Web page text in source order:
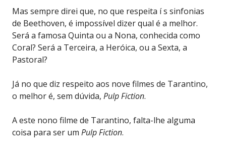
Mas sempre direi que, no que respeita í s sinfonias
de Beethoven, é impossível dizer qual é a melhor.
Será a famosa Quinta ou a Nona, conhecida como
Coral? Será a Terceira, a Heróica, ou a Sexta, a
Pastoral?
Já no que diz respeito aos nove filmes de Tarantino,
o melhor é, sem dúvida, Pulp Fiction.
A este nono filme de Tarantino, falta-lhe alguma
coisa para ser um Pulp Fiction.